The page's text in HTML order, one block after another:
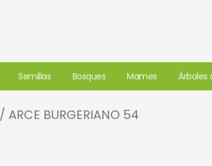
Semillas Bosques Mames Árboles
/ ARCE BURGERIANO 54